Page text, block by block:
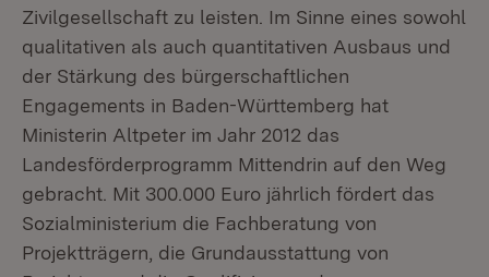
Zivilgesellschaft zu leisten. Im Sinne eines sowohl
qualitativen als auch quantitativen Ausbaus und
der Stärkung des bürgerschaftlichen
Engagements in Baden-Württemberg hat
Ministerin Altpeter im Jahr 2012 das
Landesförderprogramm Mittendrin auf den Weg
gebracht. Mit 300.000 Euro jährlich fördert das
Sozialministerium die Fachberatung von
Projektträgern, die Grundausstattung von